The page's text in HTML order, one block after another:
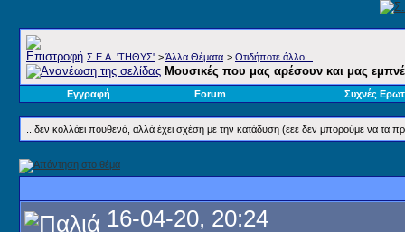
Σ.E.A. 'ΤΗΘΥΣ' >Άλλα Θέματα > Οτιδήποτε άλλο...
Μουσικές που μας αρέσουν και μας
Εγγραφή Forum Συχνές
...δεν κολλάει πουθενά, αλλά έχει σχέση με την κατάδυση (εεε δεν μπορούμε να τα
16-04-20, 20:24